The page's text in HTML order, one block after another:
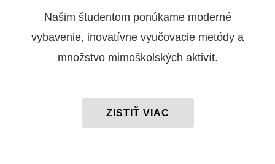
Našim študentom ponúkame moderné
vybavenie, inovatívne vyučovacie metódy a
množstvo mimoškolských aktivít.
ZISTIŤ VIAC